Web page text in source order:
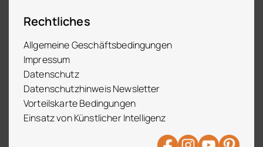
Rechtliches
Allgemeine Geschäftsbedingungen
Impressum
Datenschutz
Datenschutzhinweis Newsletter
Vorteilskarte Bedingungen
Einsatz von Künstlicher Intelligenz